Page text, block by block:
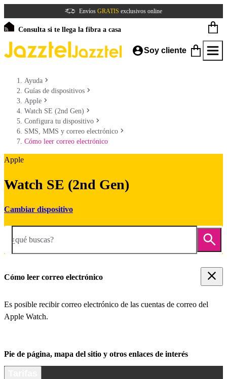
Envíos GRATIS exclusivos online
Consulta si te llega la fibra a casa
Soy cliente
Ayuda
Guías de dispositivos
Apple
Watch SE (2nd Gen)
Configura tu dispositivo
SMS, MMS y correo electrónico
Cómo leer correo electrónico
Apple
Watch SE (2nd Gen)
Cambiar dispositivo
¿qué buscas?
Cómo leer correo electrónico
Es posible recibir correo electrónico de las cuentas de correo del
Apple Watch.
Pie de página, mapa del sitio y otros enlaces de interés